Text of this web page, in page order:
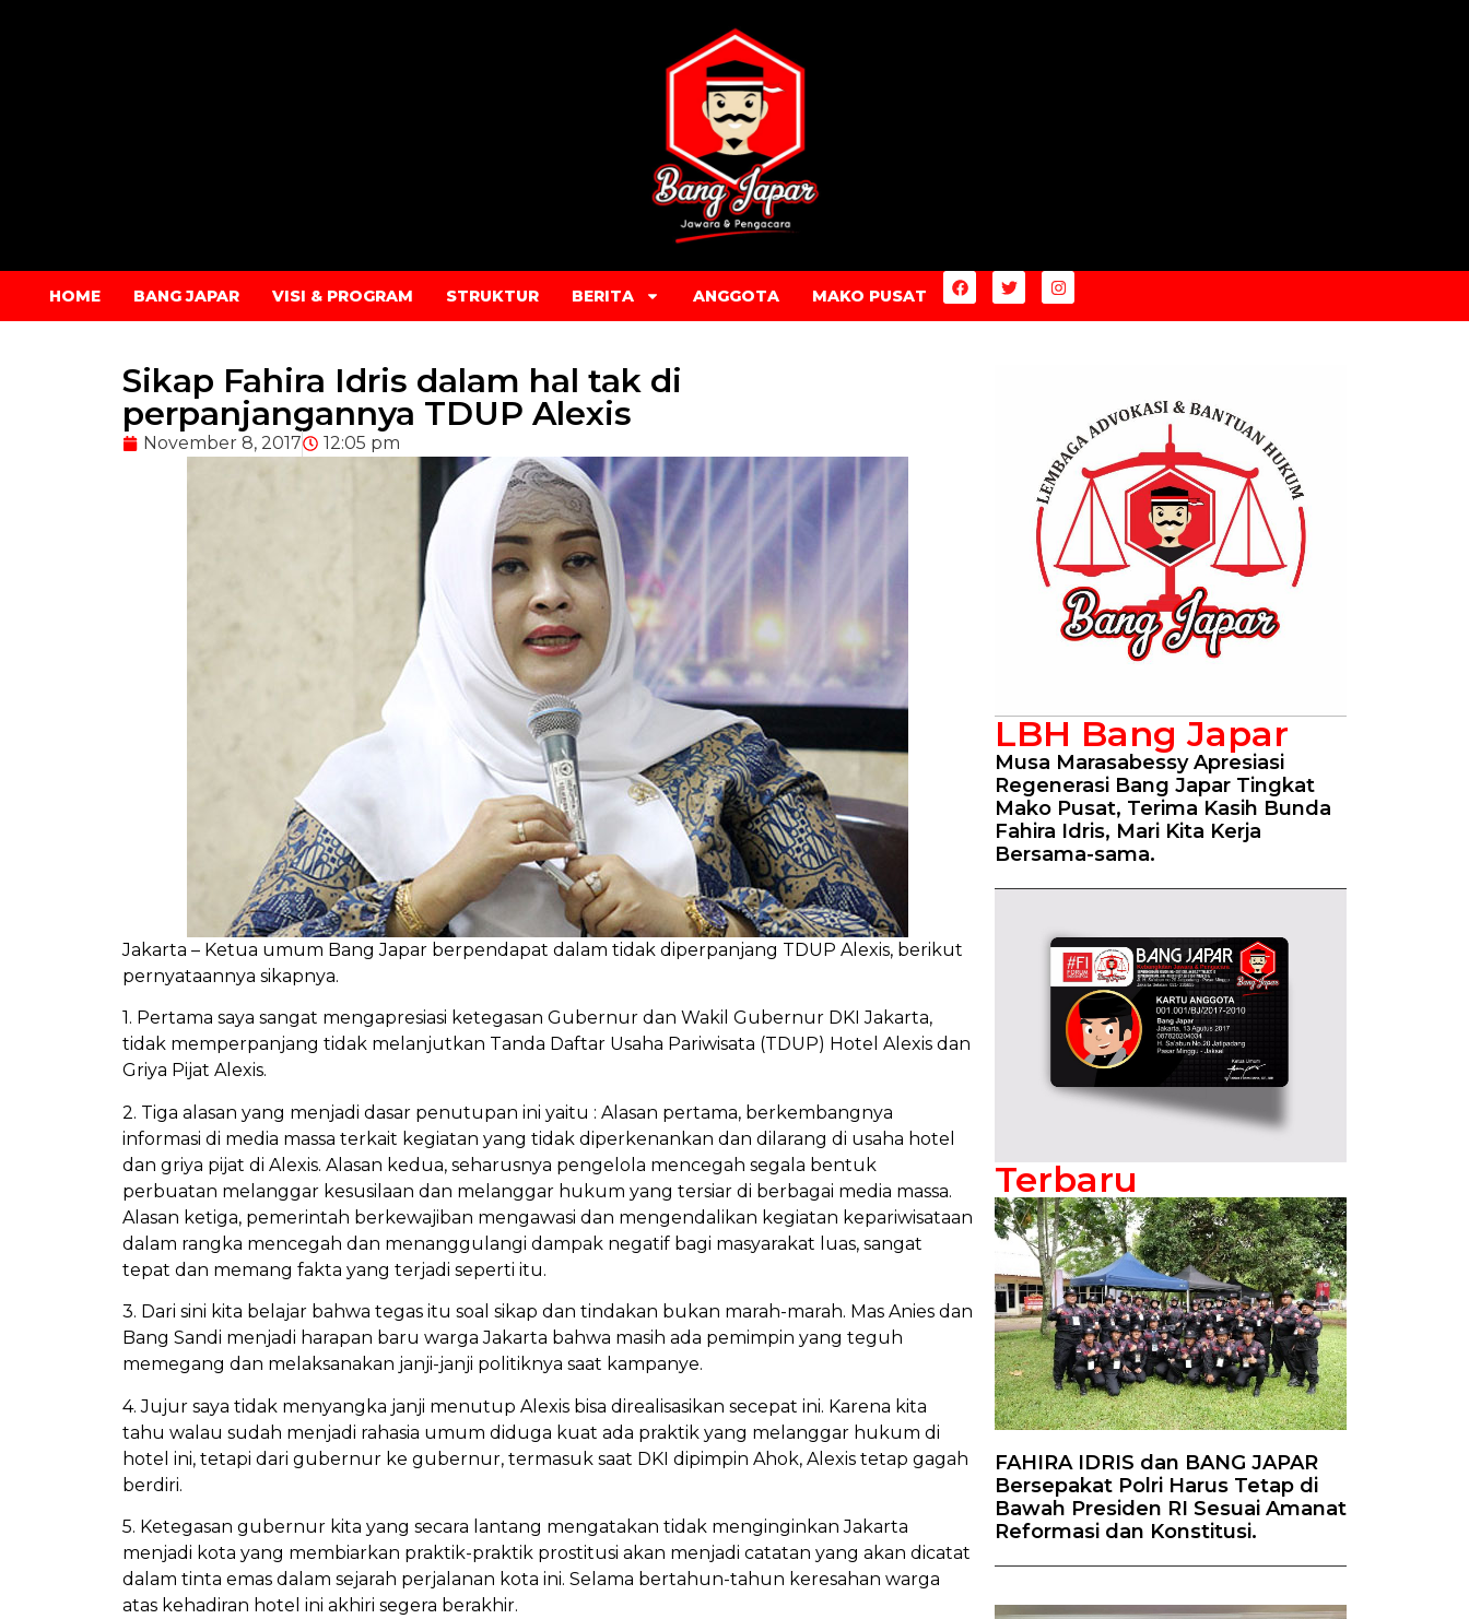
HOME BANG JAPAR VISI & PROGRAM STRUKTUR BERITA ANGGOTA MAKO PUSAT
Sikap Fahira Idris dalam hal tak di
perpanjangannya TDUP Alexis
November 8, 2017 12:05 pm
Jakarta – Ketua umum Bang Japar berpendapat dalam tidak diperpanjang TDUP Alexis, berikut
pernyataannya sikapnya.
1. Pertama saya sangat mengapresiasi ketegasan Gubernur dan Wakil Gubernur DKI Jakarta,
tidak memperpanjang tidak melanjutkan Tanda Daftar Usaha Pariwisata (TDUP) Hotel Alexis dan
Griya Pijat Alexis.
2. Tiga alasan yang menjadi dasar penutupan ini yaitu : Alasan pertama, berkembangnya
informasi di media massa terkait kegiatan yang tidak diperkenankan dan dilarang di usaha hotel
dan griya pijat di Alexis. Alasan kedua, seharusnya pengelola mencegah segala bentuk
perbuatan melanggar kesusilaan dan melanggar hukum yang tersiar di berbagai media massa.
Alasan ketiga, pemerintah berkewajiban mengawasi dan mengendalikan kegiatan kepariwisataan
dalam rangka mencegah dan menanggulangi dampak negatif bagi masyarakat luas, sangat
tepat dan memang fakta yang terjadi seperti itu.
3. Dari sini kita belajar bahwa tegas itu soal sikap dan tindakan bukan marah-marah. Mas Anies dan
Bang Sandi menjadi harapan baru warga Jakarta bahwa masih ada pemimpin yang teguh
memegang dan melaksanakan janji-janji politiknya saat kampanye.
4. Jujur saya tidak menyangka janji menutup Alexis bisa direalisasikan secepat ini. Karena kita
tahu walau sudah menjadi rahasia umum diduga kuat ada praktik yang melanggar hukum di
hotel ini, tetapi dari gubernur ke gubernur, termasuk saat DKI dipimpin Ahok, Alexis tetap gagah
berdiri.
5. Ketegasan gubernur kita yang secara lantang mengatakan tidak menginginkan Jakarta
menjadi kota yang membiarkan praktik-praktik prostitusi akan menjadi catatan yang akan dicatat
dalam tinta emas dalam sejarah perjalanan kota ini. Selama bertahun-tahun keresahan warga
atas kehadiran hotel ini akhiri segera berakhir.
LBH Bang Japar
Musa Marasabessy Apresiasi
Regenerasi Bang Japar Tingkat
Mako Pusat, Terima Kasih Bunda
Fahira Idris, Mari Kita Kerja
Bersama-sama.
Terbaru
FAHIRA IDRIS dan BANG JAPAR
Bersepakat Polri Harus Tetap di
Bawah Presiden RI Sesuai Amanat
Reformasi dan Konstitusi.